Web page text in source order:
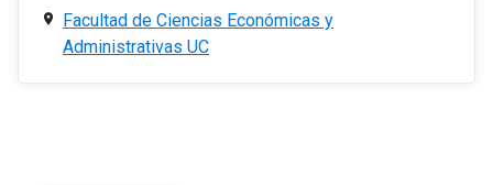
Facultad de Ciencias Económicas y
Administrativas UC